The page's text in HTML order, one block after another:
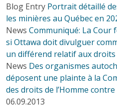
Blog Entry Portrait détaillé
les minières au Québec en
News Communiqué: La Cour
si Ottawa doit divulguer
un différend relatif aux
News Des organismes
déposent une plainte à la
des droits de l’Homme
06.09.2013